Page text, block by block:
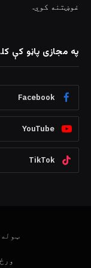
غوښتنه کوي.
په مجازی پاڼو کې
Facebook
YouTube
TikTok